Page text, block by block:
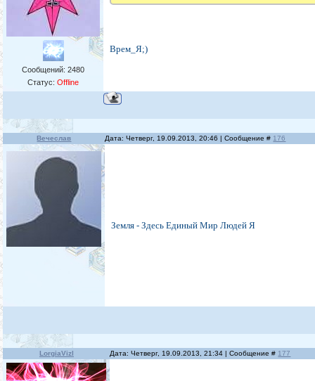
Сообщений:2480
Статус:Offline
Врем_Я;)
Вечеслав Дата: Четверг, 19.09.2013, 20:46 | Сообщение # 176
Земля - Здесь Единый Мир Людей Я
LorgiaVizl Дата: Четверг, 19.09.2013, 21:34 | Сообщение # 177